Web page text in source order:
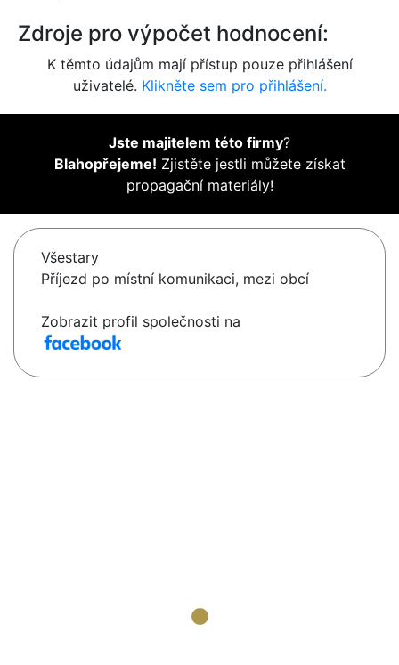
Zdroje pro výpočet hodnocení:
K těmto údajům mají přístup pouze přihlášení
uživatelé. Klikněte sem pro přihlášení.
Jste majitelem této firmy?
Blahopřejeme! Zjistěte jestli můžete získat
propagační materiály!
Všestary
Příjezd po místní komunikaci, mezi obcí
Zobrazit profil společnosti na